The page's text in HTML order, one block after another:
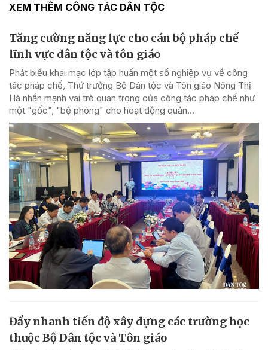
XEM THÊM CÔNG TÁC DÂN TỘC
Tăng cường năng lực cho cán bộ pháp chế
lĩnh vực dân tộc và tôn giáo
Phát biểu khai mạc lớp tập huấn một số nghiệp vụ về công
tác pháp chế, Thứ trưởng Bộ Dân tộc và Tôn giáo Nông Thị
Hà nhấn mạnh vai trò quan trọng của công tác pháp chế như
một "gốc", "bệ phóng" cho hoạt động quản...
Đẩy nhanh tiến độ xây dựng các trường học
thuộc Bộ Dân tộc và Tôn giáo